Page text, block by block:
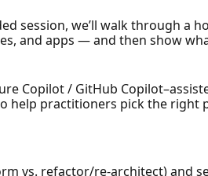
session, we’ll walk through
and apps — and then show
Copilot / GitHub
help practitioners pick the
vs. refactor/re-architect) and